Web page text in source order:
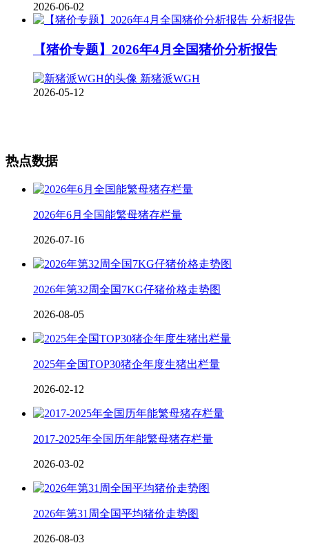
2026-06-02
分析报告
【猪价专题】2026年4月全国猪价分析报告
新猪派WGH
2026-05-12
热点数据
2026年6月全国能繁母猪存栏量
2026-07-16
2026年第32周全国7KG仔猪价格走势图
2026-08-05
2025年全国TOP30猪企年度生猪出栏量
2026-02-12
2017-2025年全国历年能繁母猪存栏量
2026-03-02
2026年第31周全国平均猪价走势图
2026-08-03